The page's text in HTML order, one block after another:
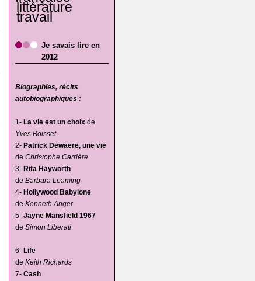
littérature
travail
Je savais lire en
2012
Biographies, récits
autobiographiques :
1- La vie est un choix de
Yves Boisset
2- Patrick Dewaere, une vie
de Christophe Carrière
3- Rita Hayworth
de Barbara Leaming
4- Hollywood Babylone
de Kenneth Anger
5- Jayne Mansfield 1967
de Simon Liberati
6- Life
de Keith Richards
7- Cash